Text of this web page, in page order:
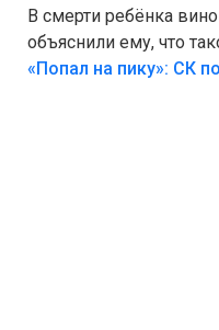
В смерти ребёнка
объяснили ему, что
Лезть через такой